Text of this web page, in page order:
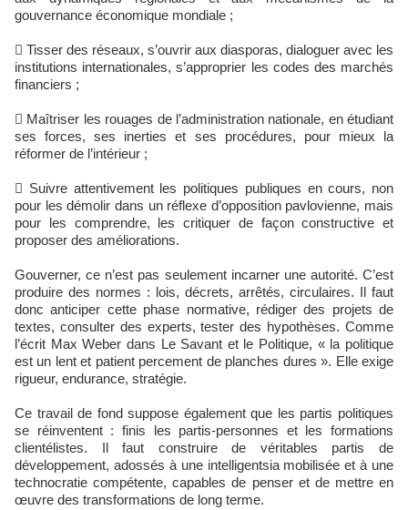
gouvernance économique mondiale ;
 Tisser des réseaux, s’ouvrir aux diasporas, dialoguer avec les
institutions internationales, s’approprier les codes des marchés
financiers ;
 Maîtriser les rouages de l’administration nationale, en étudiant
ses forces, ses inerties et ses procédures, pour mieux la
réformer de l’intérieur ;
 Suivre attentivement les politiques publiques en cours, non
pour les démolir dans un réflexe d’opposition pavlovienne, mais
pour les comprendre, les critiquer de façon constructive et
proposer des améliorations.
Gouverner, ce n’est pas seulement incarner une autorité. C’est
produire des normes : lois, décrets, arrêtés, circulaires. Il faut
donc anticiper cette phase normative, rédiger des projets de
textes, consulter des experts, tester des hypothèses. Comme
l’écrit Max Weber dans Le Savant et le Politique, « la politique
est un lent et patient percement de planches dures ». Elle exige
rigueur, endurance, stratégie.
Ce travail de fond suppose également que les partis politiques
se réinventent : finis les partis-personnes et les formations
clientélistes. Il faut construire de véritables partis de
développement, adossés à une intelligentsia mobilisée et à une
technocratie compétente, capables de penser et de mettre en
œuvre des transformations de long terme.